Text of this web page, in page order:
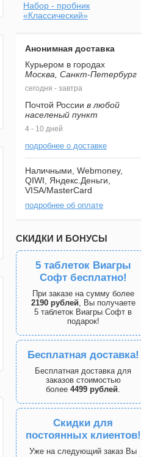
Набор - пробник
«Классический»
Анонимная доставка
Курьером в городах
Москва, Санкт-Петербург
сегодня - завтра
Почтой России в любой
населеный пункт
4 - 10 дней
подробнее о доставке
Наличными, Webmoney,
QIWI, Яндекс.Деньги,
VISA/MasterCard
подробнее об оплате
СКИДКИ И БОНУСЫ
5 таблеток Виагры
Софт бесплатно!
При заказе на сумму более
2190 рублей, Вы получаете
5 таблеток Виагры Софт в
подарок!
Бесплатная доставка!
Бесплатная доставка для
заказов стоимостью
более 4499 рублей.
Скидки для
постоянных клиентов!
Уже на следующий заказ Вы